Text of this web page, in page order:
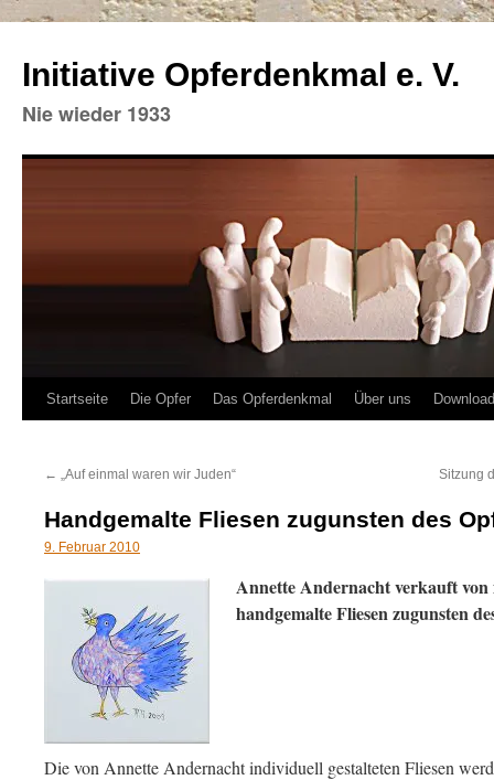
Initiative Opferdenkmal e. V.
Nie wieder 1933
Zum
springen
Startseite Die Opfer Das Opferdenkmal Über uns
← „Auf einmal waren wir Juden“ Sitzung
Handgemalte Fliesen zugunsten des
9. Februar 2010
Annette Andernacht verkauft
handgemalte Fliesen zugunsten
Die von Annette Andernacht individuell gestalteten Fliesen